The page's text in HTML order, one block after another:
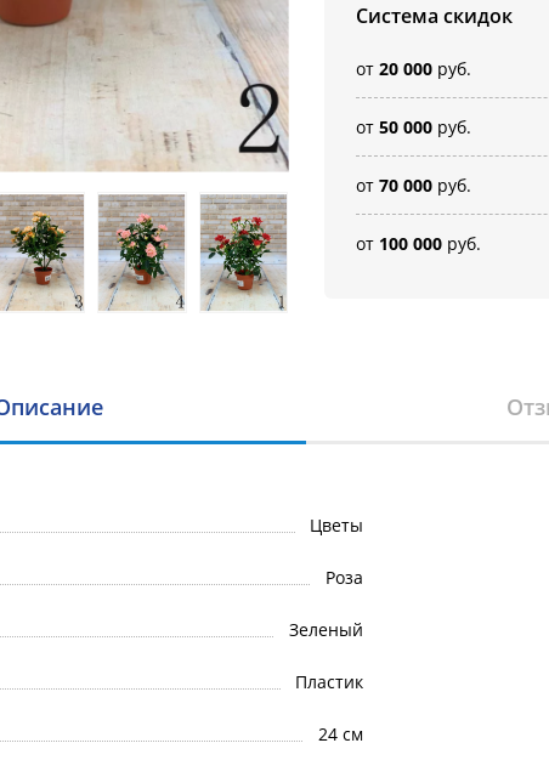
Система скидок
от20 000 руб.
от50 000 руб.
от70 000 руб.
от 100 000 руб.
Цветы
Роза
Зеленый
Пластик
24 см